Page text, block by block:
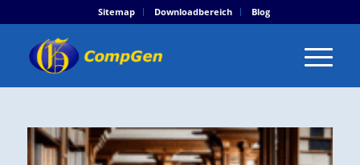
Sitemap Downloadbereich Blog